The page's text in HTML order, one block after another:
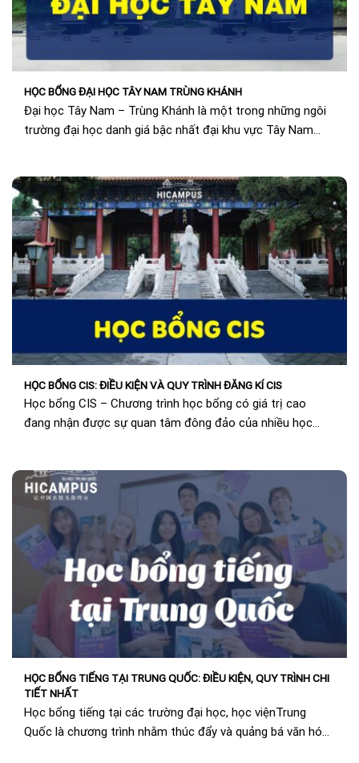
HỌC BỔNG ĐẠI HỌC TÂY NAM TRÙNG KHÁNH
Đại học Tây Nam – Trùng Khánh là một trong những ngôi
trường đại học danh giá bậc nhất đại khu vực Tây Nam
HỌC BỔNG CIS: ĐIỀU KIỆN VÀ QUY TRÌNH ĐĂNG KÍ CIS
Học bổng CIS – Chương trình học bổng có giá trị cao
đang nhận được sự quan tâm đông đảo của nhiều học
HỌC BỔNG TIẾNG TẠI TRUNG QUỐC: ĐIỀU KIỆN, QUY TRÌNH CHI
TIẾT NHẤT
Học bổng tiếng tại các trường đại học, học việnTrung
Quốc là chương trình nhằm thúc đẩy và quảng bá văn hóa